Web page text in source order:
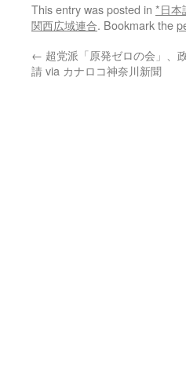
This entry was posted in *日本
関西広域連合. Bookmark the
← 超党派「原発ゼロの会」、
請 via カナロコ神奈川新聞